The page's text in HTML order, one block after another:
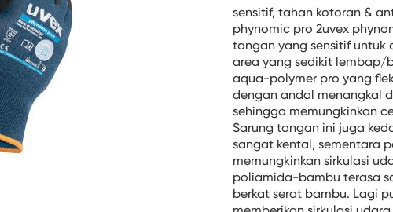
sensitif, tahan kotoran &
phynomic pro 2uvex
tangan yang sensitif untuk
area yang sedikit lembap/
aqua-polymer pro yang
dengan andal menangkal
sehingga memungkinkan
Sarung tangan ini juga
sangat kental, sementara
memungkinkan sirkulasi
poliamida-bambu terasa
berkat serat bambu. Lagi